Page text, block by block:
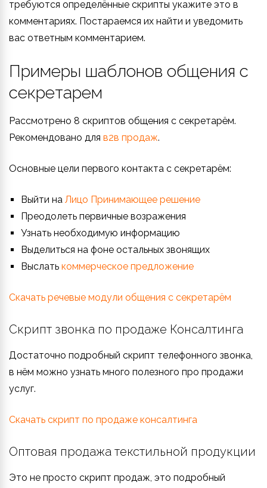
требуются определённые скрипты укажите это в
комментариях. Постараемся их найти и уведомить
вас ответным комментарием.
Примеры шаблонов общения с
секретарем
Рассмотрено 8 скриптов общения с секретарём.
Рекомендовано для в2в продаж.
Основные цели первого контакта с секретарём:
Выйти на Лицо Принимающее решение
Преодолеть первичные возражения
Узнать необходимую информацию
Выделиться на фоне остальных звонящих
Выслать коммерческое предложение
Скачать речевые модули общения с секретарём
Скрипт звонка по продаже Консалтинга
Достаточно подробный скрипт телефонного звонка,
в нём можно узнать много полезного про продажи
услуг.
Скачать скрипт по продаже консалтинга
Оптовая продажа текстильной продукции
Это не просто скрипт продаж, это подробный